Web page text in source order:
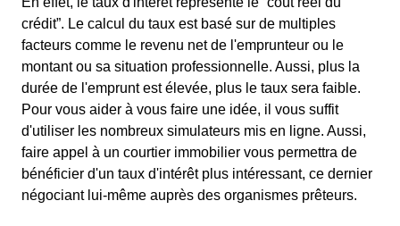
crédit”. Le calcul du taux est basé sur de multiples
facteurs comme le revenu net de l'emprunteur ou le
montant ou sa situation professionnelle. Aussi, plus la
durée de l'emprunt est élevée, plus le taux sera faible.
Pour vous aider à vous faire une idée, il vous suffit
d'utiliser les nombreux simulateurs mis en ligne. Aussi,
faire appel à un courtier immobilier vous permettra de
bénéficier d'un taux d'intérêt plus intéressant, ce dernier
négociant lui-même auprès des organismes prêteurs.